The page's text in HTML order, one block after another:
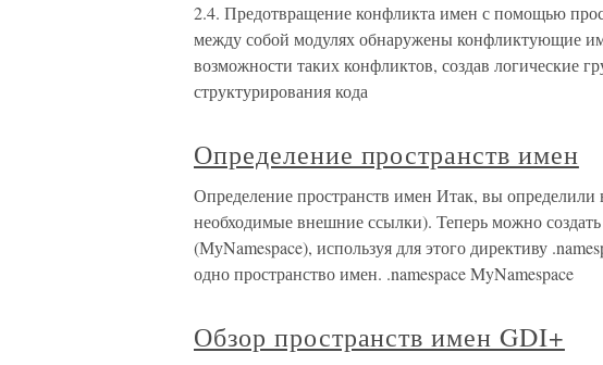
2.4. Предотвращение конфликта имен с помощью
между собой модулях обнаружены конфликтующие
возможности таких конфликтов, создав логические
структурирования кода
Определение пространств имен
Определение пространств имен Итак, вы определили
необходимые внешние ссылки). Теперь можно
(МуNamespace), используя для этого директиву
одно пространство имен. .namespace MyNamespace
Обзор пространств имен GDI+